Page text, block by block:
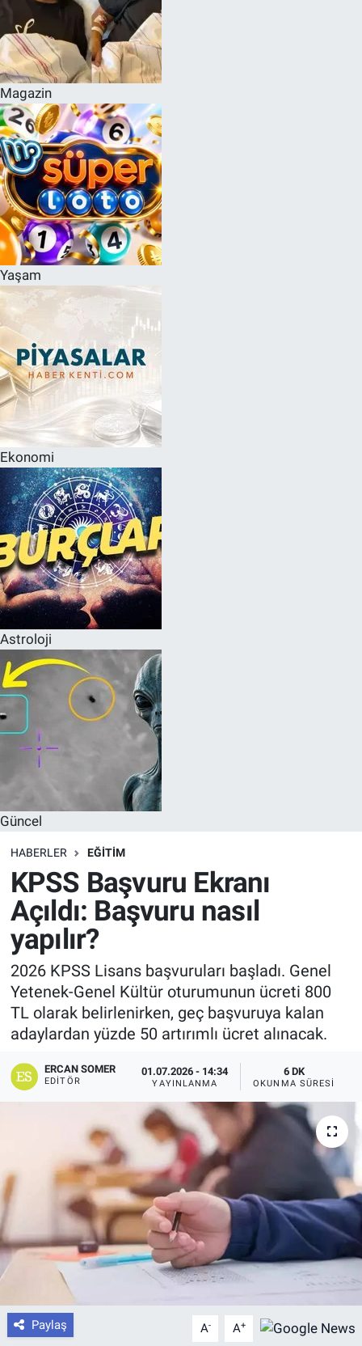
Magazin
Yaşam
Ekonomi
Astroloji
Güncel
HABERLER EĞITIM
KPSS Başvuru Ekranı
Açıldı: Başvuru nasıl
yapılır?
2026 KPSS Lisans başvuruları başladı. Genel
Yetenek-Genel Kültür oturumunun ücreti 800
TL olarak belirlenirken, geç başvuruya kalan
adaylardan yüzde 50 artırımlı ücret alınacak.
ERCAN SOMER
EDITÖR
01.07.2026 - 14:34
YAYINLANMA
6 DK
OKUNMA SÜRESI
Paylaş A- A+